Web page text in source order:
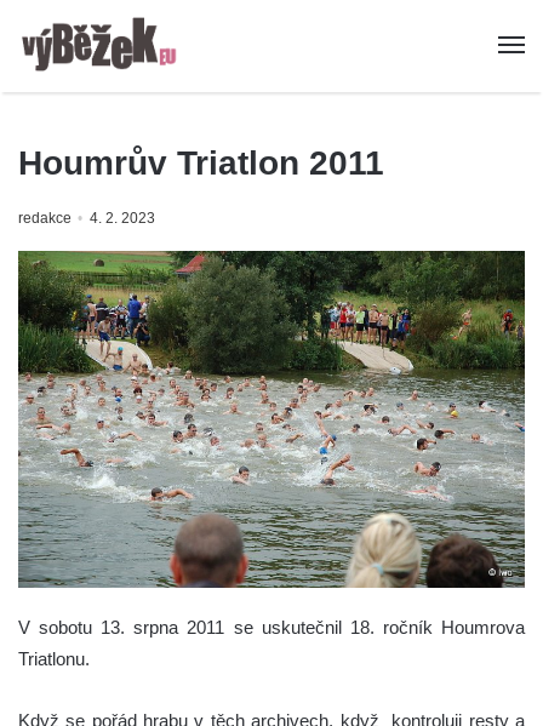
Houmrův Triatlon 2011
redakce 4. 2. 2023
V sobotu 13. srpna 2011 se uskutečnil 18. ročník Houmrova
Triatlonu.
Když se pořád hrabu v těch archivech, když kontroluji resty a